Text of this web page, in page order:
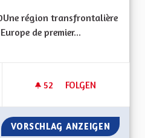
région transfrontalière
de premier...
52 52 FOLLOWER
FOLGEN
UNE RÉGION
VORSCHLAG ANZEIGEN UNE